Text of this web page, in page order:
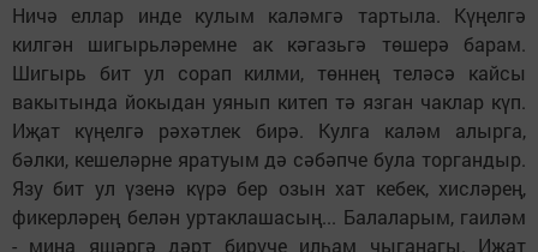
Ничә еллар инде кулым каләмгә тартыла. Күңелгә
килгән шигырьләремне ак кәгазьгә төшерә барам.
Шигырь бит ул сорап килми, төннең теләсә кайсы
вакытында йокыдан уянып китеп тә язган чаклар күп.
Иҗат күңелгә рәхәтлек бирә. Кулга каләм алырга,
бәлки, кешеләрне яратуым дә сәбәпче була торгандыр.
Язу бит ул үзенә күрә бер озын хат кебек, хисләрең,
фикерләрең белән уртаклашасың... Балаларым, гаиләм
- миңа яшәргә дәрт бирүче илһам чыганагы. Иҗат